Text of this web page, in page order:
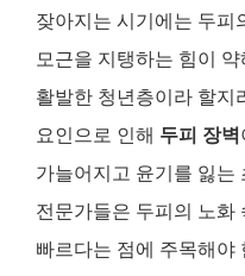
잦아지는 시기에는 두피
모근을 지탱하는 힘이
활발한 청년층이라 할지
요인으로 인해 두피 장벽
가늘어지고 윤기를 잃는
전문가들은 두피의 노화
빠르다는 점에 주목해야